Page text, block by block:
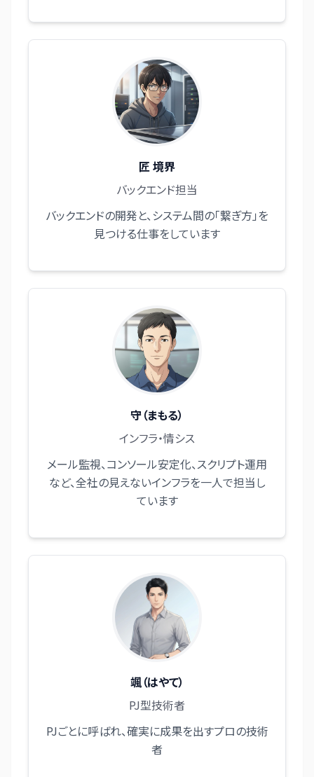
匠 境界
バックエンド担当
バックエンドの開発と、システム間の「繋ぎ方」を
見つける仕事をしています
守（まもる）
インフラ・情シス
メール監視、コンソール安定化、スクリプト運用
など、全社の見えないインフラを一人で担当し
ています
颯（はやて）
PJ型技術者
PJごとに呼ばれ、確実に成果を出すプロの技術
者